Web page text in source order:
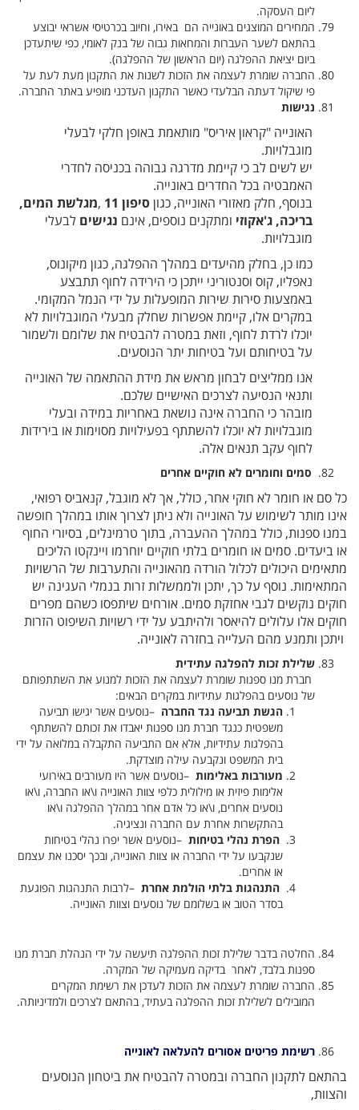
ליום העסקה.
המחירים המוצגים באונייה הם באירו, וחיוב בכרטיסי אשראי יבוצע
בהתאם לשער העברות והמחאות גבוה של בנק לאומי, כפי שיתעדכן
ביום יציאת ההפלגה (יום הראשון של ההפלגה).
החברה שומרת לעצמה את הזכות לשנות את התקנון מעת לעת על
פי שיקול דעתה הבלעדי כאשר התקנון העדכני מופיע באתר החברה.
נגישות
האונייה "קראון איריס" מותאמת באופן חלקי לבעלי
מוגבלויות.
יש לשים לב כי קיימת מדרגה גבוהה בכניסה לחדרי
האמבטיה בכל החדרים באונייה.
בנוסף, חלק מאזורי האונייה, כגוןסיפון 11 ,מגלשת המים,
בריכה, ג'אקוזי ומתקנים נוספים, אינם נגישים לבעלי
מוגבלויות.
כמו כן, בחלק מהיעדים במהלך ההפלגה, כגון מיקונוס,
נאפליו, קוס וסנטוריני ייתכן כי הירידה לחוף תתבצע
באמצעות סירות שירות המופעלות על ידי הנמל המקומי.
במקרים אלו, קיימת אפשרות שחלק מבעלי המוגבלויות לא
יוכלו לרדת לחוף, וזאת במטרה להבטיח את שלומם ולשמור
על בטיחותם ועל בטיחות יתר הנוסעים.
אנו ממליצים לבחון מראש את מידת ההתאמה של האונייה
ותנאי הנסיעה לצרכים האישיים שלכם.
מובהר כי החברה אינה נושאת באחריות במידה ובעלי
מוגבלויות לא יוכלו להשתתף בפעילויות מסוימות או בירידות
לחוף עקב תנאים אלה.
סמים וחומרים לא חוקיים אחרים
כל סם או חומר לא חוקי אחר, כולל, אך לא מוגבל, קנאביס רפואי,
אינו מותר לשימוש על האונייה ולא ניתן לצרוך אותו במהלך חופשה
במנו ספנות, כולל במהלך ההעברה, בתוך טרמינלים, בסיורי החוף
או ביעדים. סמים או חומרים בלתי חוקיים יוחרמו ויינקטו הליכים
מתאימים היכולים לכלול הורדה מהאונייה והתערבות של הרשויות
המתאימות. נוסף על כך, יתכן ולממשלות זרות בנמלי העגינה יש
חוקים נוקשים לגבי אחזקת סמים. אורחים שיתפסו כשהם מפרים
חוקים אלו עלולים להיאסר ולהיתבע על ידי רשויות השיפוט הזרות
ויתכן ותמנע מהם העלייה בחזרה לאונייה.
שלילת זכות להפלגה עתידית
חברת מנו ספנות שומרת לעצמה את הזכות למנוע את השתתפותם
של נוסעים בהפלגות עתידיות במקרים הבאים:
הגשת תביעה נגד החברה –נוסעים אשר יגישו תביעה
משפטית כנגד חברת מנו ספנות יאבדו את זכותם להשתתף
בהפלגות עתידיות, אלא אם התביעה התקבלה במלואה על ידי
בית המשפט ונקבעה עילה מוצדקת.
מעורבות באלימות –נוסעים אשר היו מעורבים באירועי
אלימות פיזית או מילולית כלפי צוות האונייה ו\או החברה, ו\או
נוסעים אחרים, ו\או כל אדם אחר במהלך ההפלגה ו\או
בהתקשרות אחרת עם החברה ונציגיה.
הפרת נהלי בטיחות –נוסעים אשר יפרו נהלי בטיחות
שנקבעו על ידי החברה או צוות האונייה, ובכך יסכנו את עצמם
או אחרים.
התנהגות בלתי הולמת אחרת –לרבות התנהגות הפוגעת
בסדר הטוב או בשלומם של נוסעים וצוות האונייה.
החלטה בדבר שלילת זכות ההפלגה תיעשה על ידי הנהלת חברת מנו
ספנות בלבד, לאחר בדיקה מעמיקה של המקרה.
החברה שומרת לעצמה את הזכות לעדכן את רשימת המקרים
המובילים לשלילת זכות ההפלגה בעתיד, בהתאם לצרכים ולמדיניותה.
רשימת פריטים אסורים להעלאה לאונייה
בהתאם לתקנון החברה ובמטרה להבטיח את ביטחון הנוסעים
והצוות,